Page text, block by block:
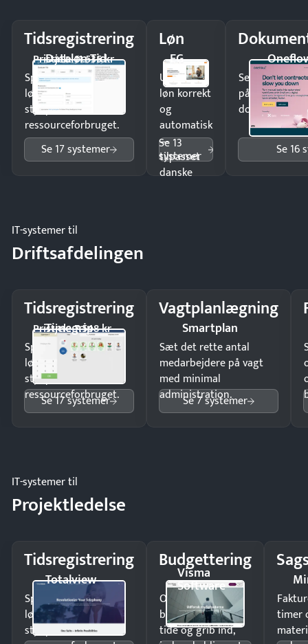
Tidsregistrering
Dataløn Tid
Pristjek: 11.535 kr
Spar tid på
lønberegning og få
styr på
ressourceforbruget.
Se 17 systemer
Løn
EG
Udbetal
løn korrekt
og
automatisk
—
tilpasset
danske
Se 13
systemer
Send
på minutter
dokumenter.
Se 16
IT-systemer til
Driftsafdelingen
Tidsregistrering
Timegrip
Pristjek: 7.548 kr
Spar tid på
lønberegning og få
styr på
ressourceforbruget.
Se 17 systemer
Vagtplanlægning
Smartplan
Sæt det rette antal
medarbejdere på vagt
med minimal
administration.
Se 7 systemer
IT-systemer til
Projektledelse
Tidsregistrering
Totalview
Spar tid på
lønberegning og få
styr på
Budgettering
Visma
Software
Opdag
budgetafvigelser i
tide og grib ind,
timer